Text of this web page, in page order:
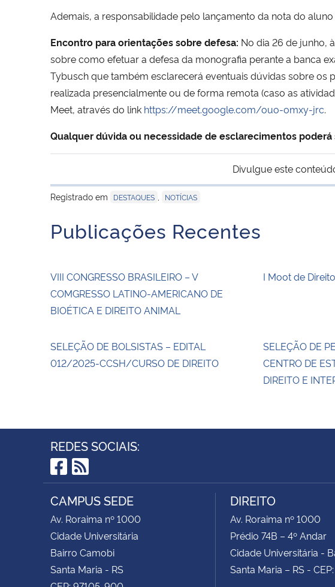
Ademais, a responsabilidade pelo lançamento da nota do
Encontro para orientações sobre defesa: No dia 26 de junho,
sobre como efetuar a defesa da monografia perante a banca
Tybusch que também esclarecerá eventuais dúvidas sobre os
realizada presencialmente ou de forma remota (caso as
Meet, através do link https://meet.google.com/ouo-omxy-jrc.
Qualquer dúvida ou necessidade de esclarecimentos
Divulgue este
Registrado em
DESTAQUES NOTÍCIAS
Publicações Recentes
VIII CONGRESSO BRASILEIRO – V
COMGRESSO LATINO-AMERICANO DE
BIOÉTICA E DIREITO ANIMAL
I Moot de
SELEÇÃO DE BOLSISTAS – EDITAL
012/2025-CCSH/CURSO DE DIREITO
SELEÇÃO DE
CENTRO DE
DIREITO E
REDES SOCIAIS:
Facebook
RSS
CAMPUS SEDE
Av. Roraima nº 1000
Cidade Universitária
Bairro Camobi
Santa Maria - RS
DIREITO
Av. Roraima nº 1000
Prédio 74B – 4º Andar
Cidade Universitária -
Santa Maria – RS -